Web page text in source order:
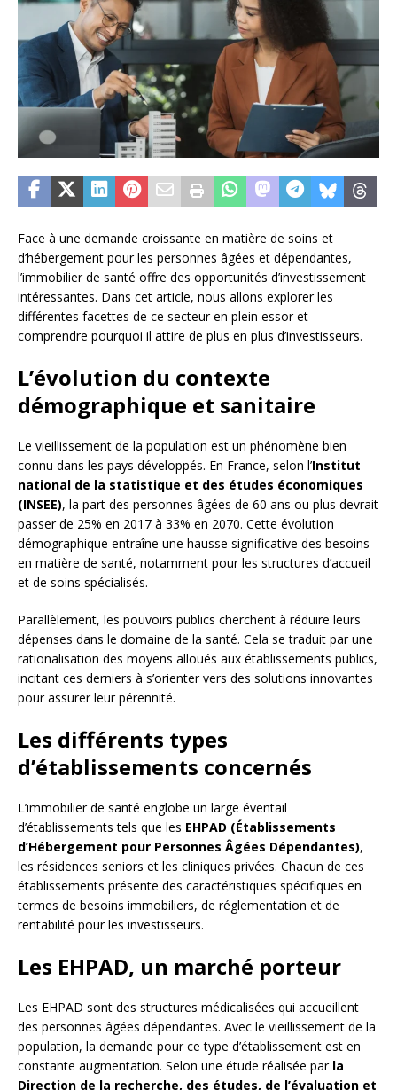
Face à une demande croissante en matière de soins et
d’hébergement pour les personnes âgées et dépendantes,
l’immobilier de santé offre des opportunités d’investissement
intéressantes. Dans cet article, nous allons explorer les
différentes facettes de ce secteur en plein essor et
comprendre pourquoi il attire de plus en plus d’investisseurs.
L’évolution du contexte
démographique et sanitaire
Le vieillissement de la population est un phénomène bien
connu dans les pays développés. En France, selon l’Institut
national de la statistique et des études économiques
(INSEE), la part des personnes âgées de 60 ans ou plus devrait
passer de 25% en 2017 à 33% en 2070. Cette évolution
démographique entraîne une hausse significative des besoins
en matière de santé, notamment pour les structures d’accueil
et de soins spécialisés.
Parallèlement, les pouvoirs publics cherchent à réduire leurs
dépenses dans le domaine de la santé. Cela se traduit par une
rationalisation des moyens alloués aux établissements publics,
incitant ces derniers à s’orienter vers des solutions innovantes
pour assurer leur pérennité.
Les différents types
d’établissements concernés
L’immobilier de santé englobe un large éventail
d’établissements tels que les EHPAD (Établissements
d’Hébergement pour Personnes Âgées Dépendantes),
les résidences seniors et les cliniques privées. Chacun de ces
établissements présente des caractéristiques spécifiques en
termes de besoins immobiliers, de réglementation et de
rentabilité pour les investisseurs.
Les EHPAD, un marché porteur
Les EHPAD sont des structures médicalisées qui accueillent
des personnes âgées dépendantes. Avec le vieillissement de la
population, la demande pour ce type d’établissement est en
constante augmentation. Selon une étude réalisée par la
Direction de la recherche, des études, de l’évaluation et